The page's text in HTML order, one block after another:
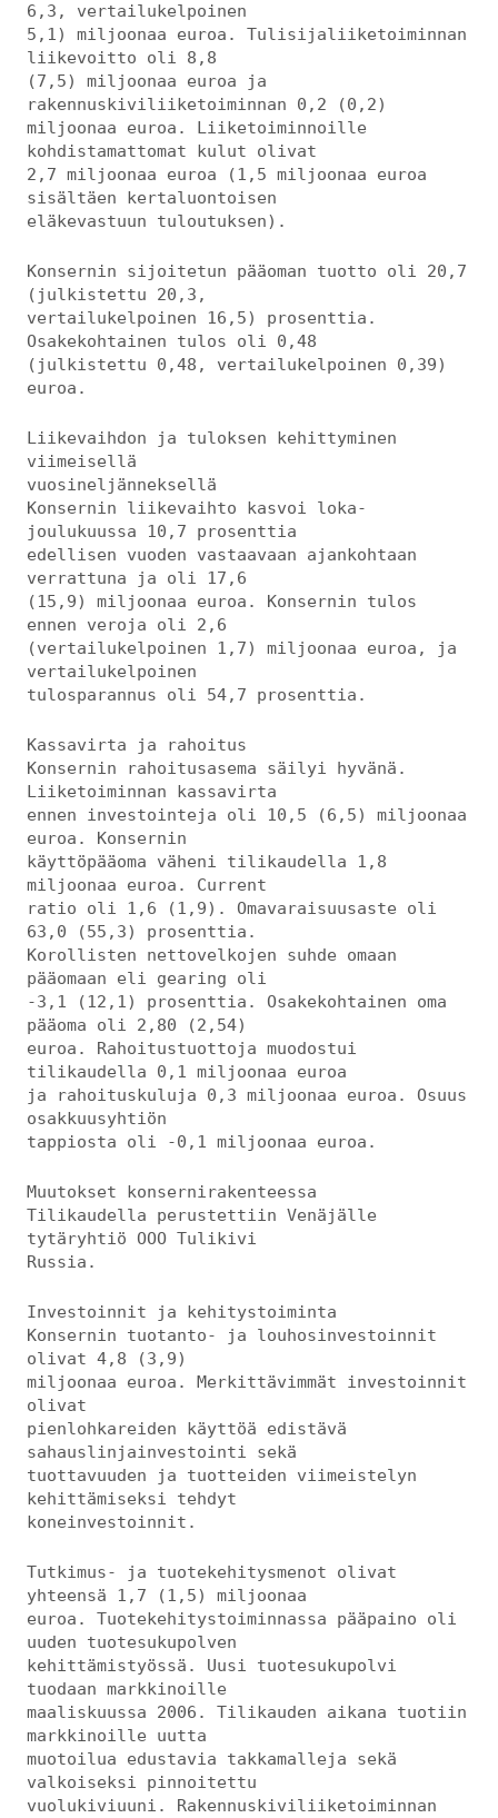
6,3, vertailukelpoinen
5,1) miljoonaa euroa. Tulisijaliiketoiminnan
liikevoitto oli 8,8
(7,5) miljoonaa euroa ja
rakennuskiviliiketoiminnan 0,2 (0,2)
miljoonaa euroa. Liiketoiminnoille
kohdistamattomat kulut olivat
2,7 miljoonaa euroa (1,5 miljoonaa euroa
sisältäen kertaluontoisen
eläkevastuun tuloutuksen).
Konsernin sijoitetun pääoman tuotto oli 20,7
(julkistettu 20,3,
vertailukelpoinen 16,5) prosenttia.
Osakekohtainen tulos oli 0,48
(julkistettu 0,48, vertailukelpoinen 0,39)
euroa.
Liikevaihdon ja tuloksen kehittyminen
viimeisellä
vuosineljänneksellä
Konsernin liikevaihto kasvoi loka-
joulukuussa 10,7 prosenttia
edellisen vuoden vastaavaan ajankohtaan
verrattuna ja oli 17,6
(15,9) miljoonaa euroa. Konsernin tulos
ennen veroja oli 2,6
(vertailukelpoinen 1,7) miljoonaa euroa, ja
vertailukelpoinen
tulosparannus oli 54,7 prosenttia.
Kassavirta ja rahoitus
Konsernin rahoitusasema säilyi hyvänä.
Liiketoiminnan kassavirta
ennen investointeja oli 10,5 (6,5) miljoonaa
euroa. Konsernin
käyttöpääoma väheni tilikaudella 1,8
miljoonaa euroa. Current
ratio oli 1,6 (1,9). Omavaraisuusaste oli
63,0 (55,3) prosenttia.
Korollisten nettovelkojen suhde omaan
pääomaan eli gearing oli
-3,1 (12,1) prosenttia. Osakekohtainen oma
pääoma oli 2,80 (2,54)
euroa. Rahoitustuottoja muodostui
tilikaudella 0,1 miljoonaa euroa
ja rahoituskuluja 0,3 miljoonaa euroa. Osuus
osakkuusyhtiön
tappiosta oli -0,1 miljoonaa euroa.
Muutokset konsernirakenteessa
Tilikaudella perustettiin Venäjälle
tytäryhtiö OOO Tulikivi
Russia.
Investoinnit ja kehitystoiminta
Konsernin tuotanto- ja louhosinvestoinnit
olivat 4,8 (3,9)
miljoonaa euroa. Merkittävimmät investoinnit
olivat
pienlohkareiden käyttöä edistävä
sahauslinjainvestointi sekä
tuottavuuden ja tuotteiden viimeistelyn
kehittämiseksi tehdyt
koneinvestoinnit.
Tutkimus- ja tuotekehitysmenot olivat
yhteensä 1,7 (1,5) miljoonaa
euroa. Tuotekehitystoiminnassa pääpaino oli
uuden tuotesukupolven
kehittämistyössä. Uusi tuotesukupolvi
tuodaan markkinoille
maaliskuussa 2006. Tilikauden aikana tuotiin
markkinoille uutta
muotoilua edustavia takkamalleja sekä
valkoiseksi pinnoitettu
vuolukiviuuni. Rakennuskiviliiketoiminnan